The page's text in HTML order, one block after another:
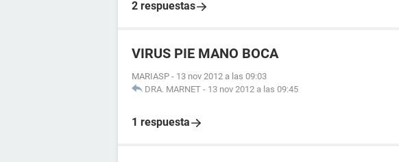
2 respuestas
VIRUS PIE MANO BOCA
MARIASP - 13 nov 2012 a las 09:03
DRA. MARNET - 13 nov 2012 a las 09:45
1 respuesta